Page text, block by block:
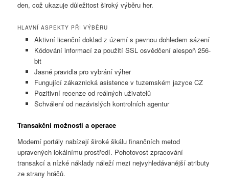
den, což ukazuje důležitost široký výběru her.
HLAVNÍ ASPEKTY PŘI VÝBĚRU
Aktivní licenční doklad z území s pevnou dohledem sázení
Kódování informací za použití SSL osvědčení alespoň 256-
bit
Jasné pravidla pro vybrání výher
Fungující zákaznická asistence v tuzemském jazyce CZ
Pozitivní recenze od reálných uživatelů
Schválení od nezávislých kontrolních agentur
Transakční možnosti a operace
Moderní portály nabízejí široké škálu finančních metod
upravených lokálnímu prostředí. Pohotovost zpracování
transakcí a nízké náklady náleží mezi nejvyhledávanější atributy
ze strany hráčů.